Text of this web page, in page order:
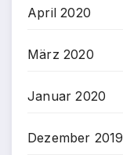
April 2020
März 2020
Januar 2020
Dezember 2019